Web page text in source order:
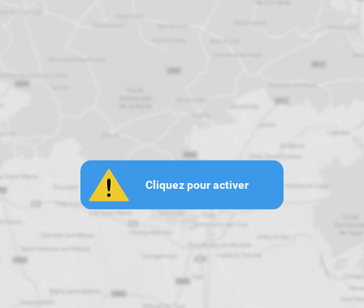
Cliquez pour activer